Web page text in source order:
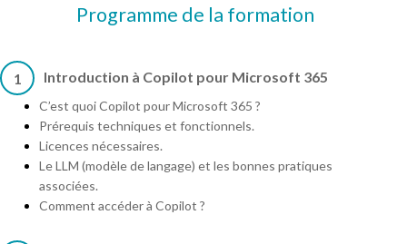
Programme de la formation
1 Introduction à Copilot pour Microsoft 365
C’est quoi Copilot pour Microsoft 365 ?
Prérequis techniques et fonctionnels.
Licences nécessaires.
Le LLM (modèle de langage) et les bonnes pratiques
associées.
Comment accéder à Copilot ?